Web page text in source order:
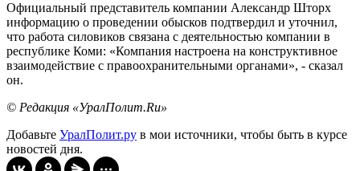
Официальный представитель компании Александр Шторх
информацию о проведении обысков подтвердил и уточнил,
что работа силовиков связана с деятельностью компании в
республике Коми: «Компания настроена на конструктивное
взаимодействие с правоохранительными органами», - сказал
он.
© Редакция «УралПолит.Ru»
Добавьте УралПолит.ру в мои источники, чтобы быть в курсе
новостей дня.